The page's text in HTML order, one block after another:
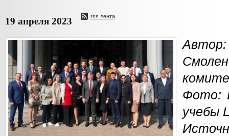
19 апреля 2023 rss лента
Фото:
учебы